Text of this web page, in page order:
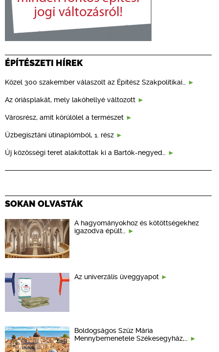
ÉPÍTÉSZETI HÍREK
Közel 300 szakember válaszolt az Építész Szakpolitikai…
Az óriásplakát, mely lakóhellyé változott
Városrész, amit körülölel a természet
Üzbegisztáni útinaplómból, 1. rész
Új közösségi teret alakítottak ki a Bartók-negyed…
SOKAN OLVASTÁK
A hagyományokhoz és kötöttségekhez
igazodva épült…
Az univerzális üveggyapot
Boldogságos Szűz Mária
Mennybemenetele Székesegyház,…